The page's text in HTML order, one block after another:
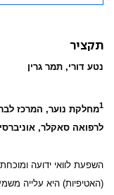
תקציר
נטע דורי, תמר גרין
1מחלקת נוער, המרכז
לרפואה סאקלר,
השפעת לוואי ידועה
(האטיפיות) היא עלייה